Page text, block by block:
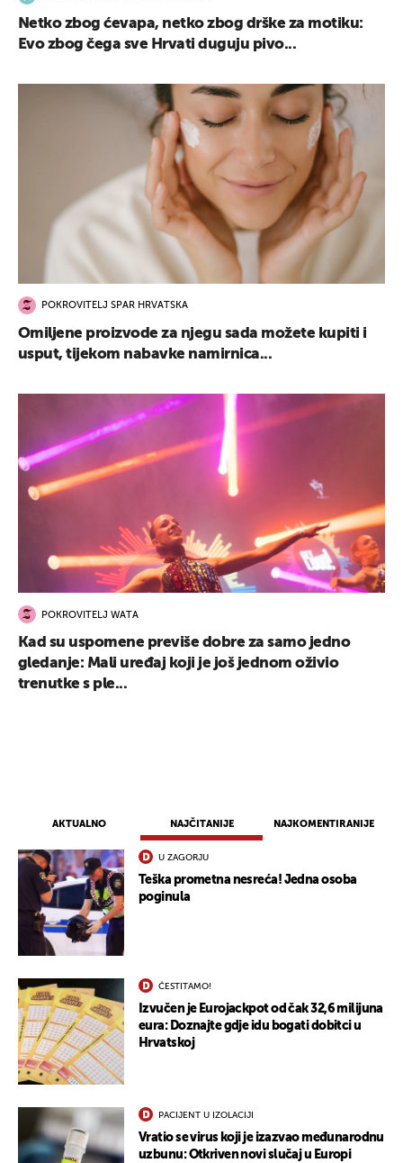
AKTUALNO NAJČITANIJE NAJKOMENTIRANIJE
U ZAGORJU
Teška prometna nesreća! Jedna osoba
poginula
ČESTITAMO!
Izvučen je Eurojackpot od čak 32,6 milijuna
eura: Doznajte gdje idu bogati dobitci u
Hrvatskoj
PACIJENT U IZOLACIJI
Vratio se virus koji je izazvao međunarodnu
uzbunu: Otkriven novi slučaj u Europi
Netko zbog ćevapa, netko zbog drške za motiku:
Evo zbog čega sve Hrvati duguju pivo...
POKROVITELJ SPAR HRVATSKA
Omiljene proizvode za njegu sada možete kupiti i
usput, tijekom nabavke namirnica...
POKROVITELJ WATA
Kad su uspomene previše dobre za samo jedno
gledanje: Mali uređaj koji je još jednom oživio
trenutke s ple...